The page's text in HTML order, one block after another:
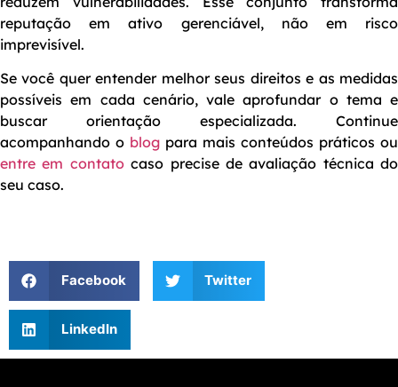
reputação em ativo gerenciável, não em risco
imprevisível.
Se você quer entender melhor seus direitos e as medidas
possíveis em cada cenário, vale aprofundar o tema e
buscar orientação especializada. Continue
acompanhando o blog para mais conteúdos práticos ou
entre em contatocaso precise de avaliação técnica do
seu caso.
Facebook Twitter
LinkedIn